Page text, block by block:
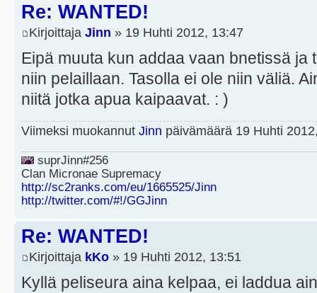
Re: WANTED!
Kirjoittaja Jinn » 19 Huhti 2012, 13:47
Eipä muuta kun addaa vaan bnetissä ja
niin pelaillaan. Tasolla ei ole niin väliä.
niitä jotka apua kaipaavat. : )
Viimeksi muokannut Jinn päivämäärä 19 Huhti
suprJinn#256
Clan Micronae Supremacy
http://sc2ranks.com/eu/1665525/Jinn
http://twitter.com/#!/GGJinn
Re: WANTED!
Kirjoittaja kKo » 19 Huhti 2012, 13:51
Kyllä peliseura aina kelpaa, ei laddua